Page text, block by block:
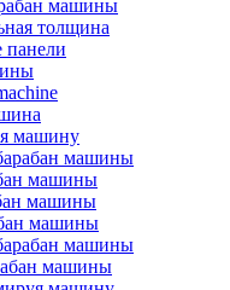
машины
толщина
панели
машину
машины
машины
машины
машины
машины
машины